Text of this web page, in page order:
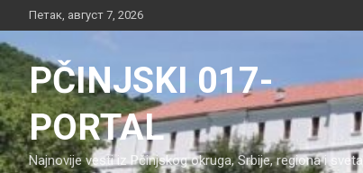
to
content
Петак, август 7, 2026
PČINJSKI 017-
PORTAL
Najnovije vesti iz Pčinjskog okruga, Srbije, regiona i sveta